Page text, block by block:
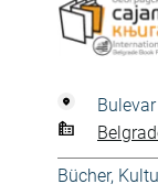
Bücher,